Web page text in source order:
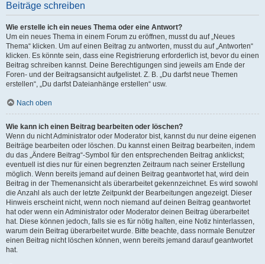
Beiträge schreiben
Wie erstelle ich ein neues Thema oder eine Antwort?
Um ein neues Thema in einem Forum zu eröffnen, musst du auf „Neues
Thema“ klicken. Um auf einen Beitrag zu antworten, musst du auf „Antworten“
klicken. Es könnte sein, dass eine Registrierung erforderlich ist, bevor du einen
Beitrag schreiben kannst. Deine Berechtigungen sind jeweils am Ende der
Foren- und der Beitragsansicht aufgelistet. Z. B. „Du darfst neue Themen
erstellen“, „Du darfst Dateianhänge erstellen“ usw.
Nach oben
Wie kann ich einen Beitrag bearbeiten oder löschen?
Wenn du nicht Administrator oder Moderator bist, kannst du nur deine eigenen
Beiträge bearbeiten oder löschen. Du kannst einen Beitrag bearbeiten, indem
du das „Ändere Beitrag“-Symbol für den entsprechenden Beitrag anklickst;
eventuell ist dies nur für einen begrenzten Zeitraum nach seiner Erstellung
möglich. Wenn bereits jemand auf deinen Beitrag geantwortet hat, wird dein
Beitrag in der Themenansicht als überarbeitet gekennzeichnet. Es wird sowohl
die Anzahl als auch der letzte Zeitpunkt der Bearbeitungen angezeigt. Dieser
Hinweis erscheint nicht, wenn noch niemand auf deinen Beitrag geantwortet
hat oder wenn ein Administrator oder Moderator deinen Beitrag überarbeitet
hat. Diese können jedoch, falls sie es für nötig halten, eine Notiz hinterlassen,
warum dein Beitrag überarbeitet wurde. Bitte beachte, dass normale Benutzer
einen Beitrag nicht löschen können, wenn bereits jemand darauf geantwortet
hat.